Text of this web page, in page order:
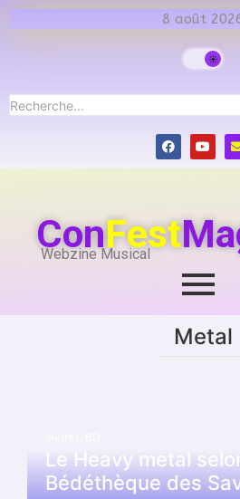
8 août
ConFest
Webzine Musical
Metal
Le Heavy metal
Bédéthèque des